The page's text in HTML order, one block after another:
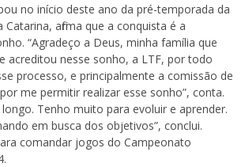
no início deste ano da pré-temporada da
afirma que a conquista é a
“Agradeço a Deus, minha família que
acreditou nesse sonho, a LTF, por todo
processo, e principalmente a comissão de
me permitir realizar esse sonho”, conta.
Tenho muito para evoluir e aprender.
em busca dos objetivos”, conclui.
comandar jogos do Campeonato